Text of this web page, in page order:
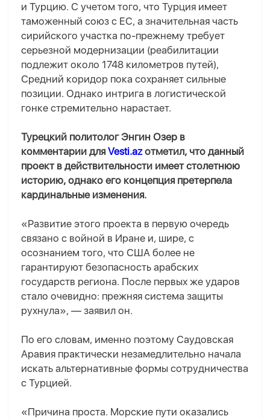
и Турцию. С учетом того, что Турция имеет
таможенный союз с ЕС, а значительная часть
сирийского участка по-прежнему требует
серьезной модернизации (реабилитации
подлежит около 1748 километров путей),
Средний коридор пока сохраняет сильные
позиции. Однако интрига в логистической
гонке стремительно нарастает.
Турецкий политолог Энгин Озер в
комментарии для Vesti.azотметил, что данный
проект в действительности имеет столетнюю
историю, однако его концепция претерпела
кардинальные изменения.
«Развитие этого проекта в первую очередь
связано с войной в Иране и, шире, с
осознанием того, что США более не
гарантируют безопасность арабских
государств региона. После первых же ударов
стало очевидно: прежняя система защиты
рухнула», — заявил он.
По его словам, именно поэтому Саудовская
Аравия практически незамедлительно начала
искать альтернативные формы сотрудничества
с Турцией.
«Причина проста. Морские пути оказались